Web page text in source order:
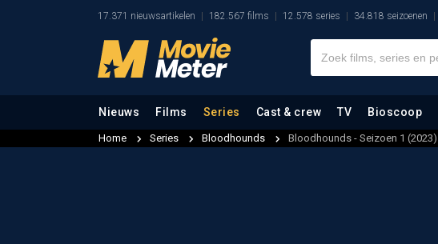
17.371 nieuwsartikelen 182.567 films 12.578 series 34.818 seizoenen
Nieuws Films Series Cast & crew TV Bioscoop
Home Series Bloodhounds Bloodhounds - Seizoen 1 (2023)